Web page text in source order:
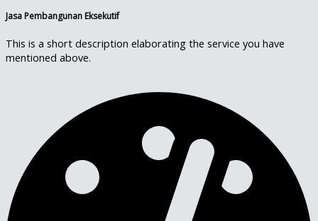
Jasa Pembangunan Eksekutif
This is a short description elaborating the service you have
mentioned above.​